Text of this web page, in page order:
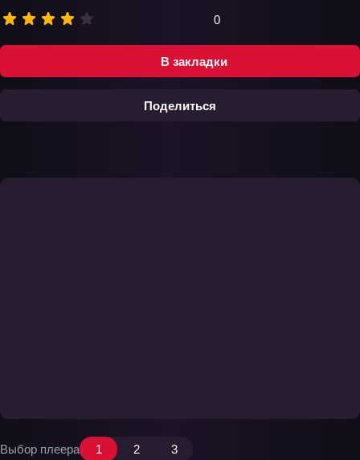
В закладки
Поделиться
0
Выбор плеера 1 2 3